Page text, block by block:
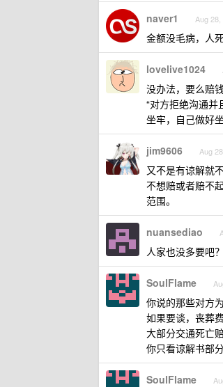
naver1 Aug
金额没毛病，人
lovelive1024
没办法，要么赔
“对方拒绝沟通
坐牢，自己做好
jim9606 Aug
又不是有谅解就
不想赔或者赔不
范围。
nuansediao
人家也没多要吧
SoulFlame
你说的那些对方
如果要谈，丧葬
大部分交通死亡
你只看谅解书部
SoulFlame